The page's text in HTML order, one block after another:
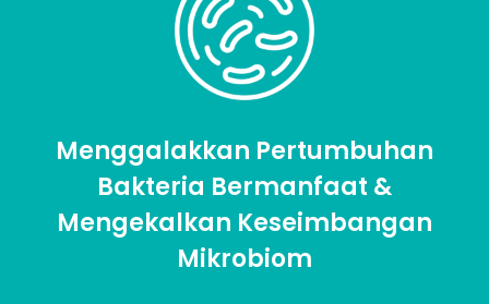
Menggalakkan Pertumbuhan
Bakteria Bermanfaat &
Mengekalkan Keseimbangan
Mikrobiom